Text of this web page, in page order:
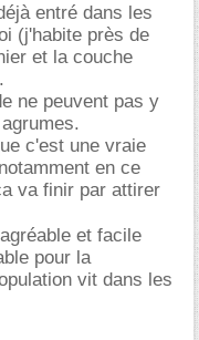
entré dans les
(j'habite près de
et la couche
ne peuvent pas y
c'est une vraie
en ce
va finir par attirer
et facile
pour la
vit dans les